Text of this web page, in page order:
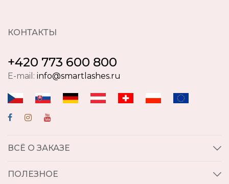
КОНТАКТЫ
+420 773 600 800
E-mail: info@smartlashes.ru
ВСЁ О ЗАКАЗЕ
ПОЛЕЗНОЕ